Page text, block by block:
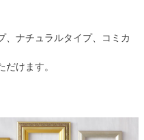
、ナチュラルタイプ、コミカ
けます。